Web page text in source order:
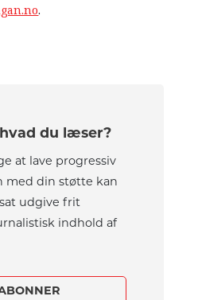
.
du læser?
at lave progressiv
med din støtte kan
udgive frit
indhold af